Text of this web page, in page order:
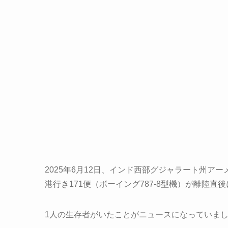
2025年6月12日、インド西部グジャラート州ア
港行き171便（ボーイング787-8型機）が離陸直
1人の生存者がいたことがニュースになっていま